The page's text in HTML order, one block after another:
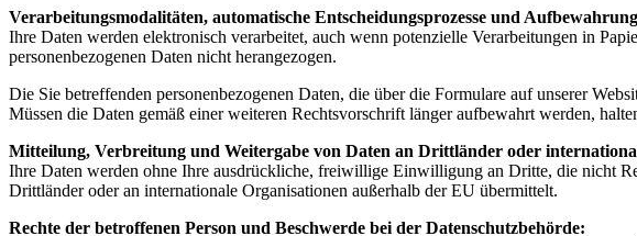
Verarbeitungsmodalitäten, automatische Entscheidungsprozesse und
Ihre Daten werden elektronisch verarbeitet, auch wenn potenzielle Verarbeitungen in
personenbezogenen Daten nicht herangezogen.
Die Sie betreffenden personenbezogenen Daten, die über die Formulare auf unserer
Müssen die Daten gemäß einer weiteren Rechtsvorschrift länger aufbewahrt werden,
Mitteilung, Verbreitung und Weitergabe von Daten an Drittländer oder
Ihre Daten werden ohne Ihre ausdrückliche, freiwillige Einwilligung an Dritte, die nicht
Drittländer oder an internationale Organisationen außerhalb der EU übermittelt.
Rechte der betroffenen Person und Beschwerde bei der Datenschutzbehörde: